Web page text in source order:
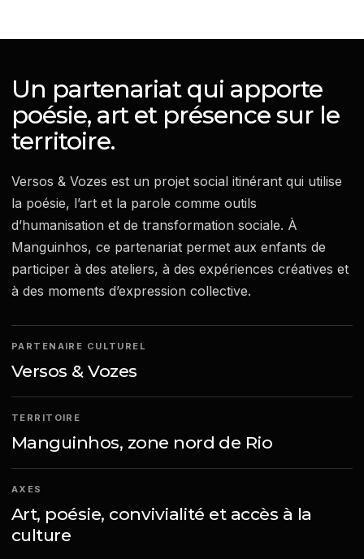
Un partenariat qui apporte
poésie, art et présence sur le
territoire.
Versos & Vozes est un projet social itinérant qui utilise
la poésie, l’art et la parole comme outils
d’humanisation et de transformation sociale. À
Manguinhos, ce partenariat permet aux enfants de
participer à des ateliers, à des expériences créatives et
à des moments d’expression collective.
PARTENAIRE CULTUREL
Versos & Vozes
TERRITOIRE
Manguinhos, zone nord de Rio
AXES
Art, poésie, convivialité et accès à la
culture